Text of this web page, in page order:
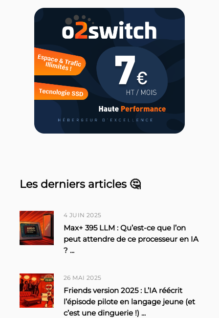
Les derniers articles 🤔
4 JUIN 2025
Max+ 395 LLM : Qu’est-ce que l’on
peut attendre de ce processeur en IA
? ...
26 MAI 2025
Friends version 2025 : L’IA réécrit
l’épisode pilote en langage jeune (et
c’est une dinguerie !) ...